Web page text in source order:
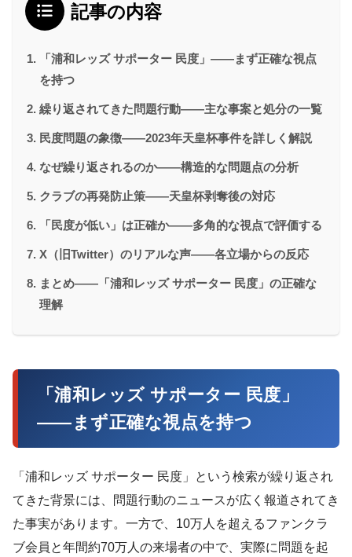
記事の内容
「浦和レッズ サポーター 民度」——まず正確な視点
を持つ
繰り返されてきた問題行動——主な事案と処分の一覧
民度問題の象徴——2023年天皇杯事件を詳しく解説
なぜ繰り返されるのか——構造的な問題点の分析
クラブの再発防止策——天皇杯剥奪後の対応
「民度が低い」は正確か——多角的な視点で評価する
X（旧Twitter）のリアルな声——各立場からの反応
まとめ——「浦和レッズ サポーター 民度」の正確な
理解
「浦和レッズ サポーター 民度」
——まず正確な視点を持つ
「浦和レッズ サポーター 民度」という検索が繰り返され
てきた背景には、問題行動のニュースが広く報道されてき
た事実があります。一方で、10万人を超えるファンクラ
ブ会員と年間約70万人の来場者の中で、実際に問題を起